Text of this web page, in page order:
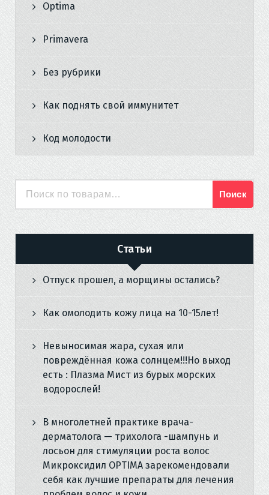
Optima
Primavera
Без рубрики
Как поднять свой иммунитет
Код молодости
Поиск
Статьи
Отпуск прошел, а морщины остались?
Как омолодить кожу лица на 10-15лет!
Невыносимая жара, сухая или
повреждённая кожа солнцем!!!Но выход
есть : Плазма Мист из бурых морских
водорослей!
В многолетней практике врача-
дерматолога — трихолога -шампунь и
лосьон для стимуляции роста волос
Микроксидил OPTIMA зарекомендовали
себя как лучшие препараты для лечения